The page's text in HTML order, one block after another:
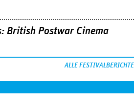
British Postwar Cinema
ALLE FESTIVALBERICHTE